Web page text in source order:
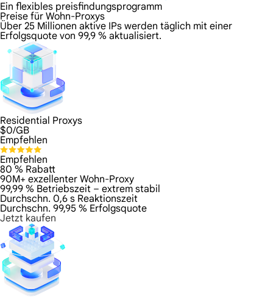
Ein flexibles preisfindungsprogramm
Preise für Wohn-Proxys
Über 25 Millionen aktive IPs werden täglich mit einer
Erfolgsquote von 99,9 % aktualisiert.
Residential Proxys
$0/GB
Empfehlen
Empfehlen
80 % Rabatt
90M+ exzellenter Wohn-Proxy
99,99 % Betriebszeit – extrem stabil
Durchschn. 0,6 s Reaktionszeit
Durchschn. 99,95 % Erfolgsquote
Jetzt kaufen